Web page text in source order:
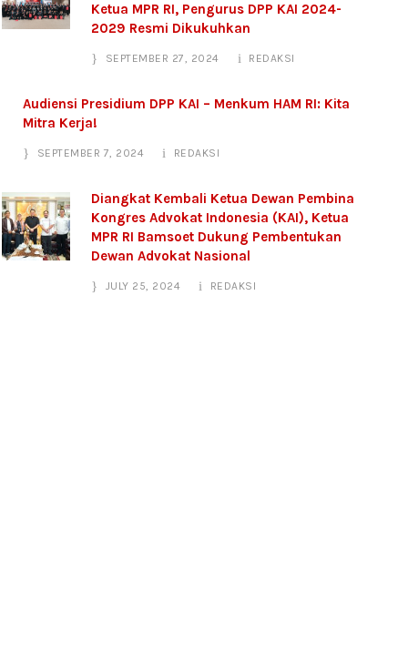
Ketua MPR RI, Pengurus DPP KAI 2024-
2029 Resmi Dikukuhkan
SEPTEMBER 27, 2024 REDAKSI
Audiensi Presidium DPP KAI – Menkum HAM RI: Kita
Mitra Kerja!
SEPTEMBER 7, 2024 REDAKSI
Diangkat Kembali Ketua Dewan Pembina
Kongres Advokat Indonesia (KAI), Ketua
MPR RI Bamsoet Dukung Pembentukan
Dewan Advokat Nasional
JULY 25, 2024 REDAKSI